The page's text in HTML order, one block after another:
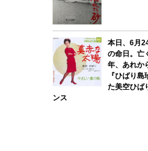
本日、6月
の命日。亡
年、あれか
『ひばり
た美空ひば
ンス